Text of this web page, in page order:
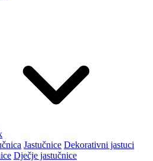
Jastučnice Dekorativni jastuci
Dječje jastučnice